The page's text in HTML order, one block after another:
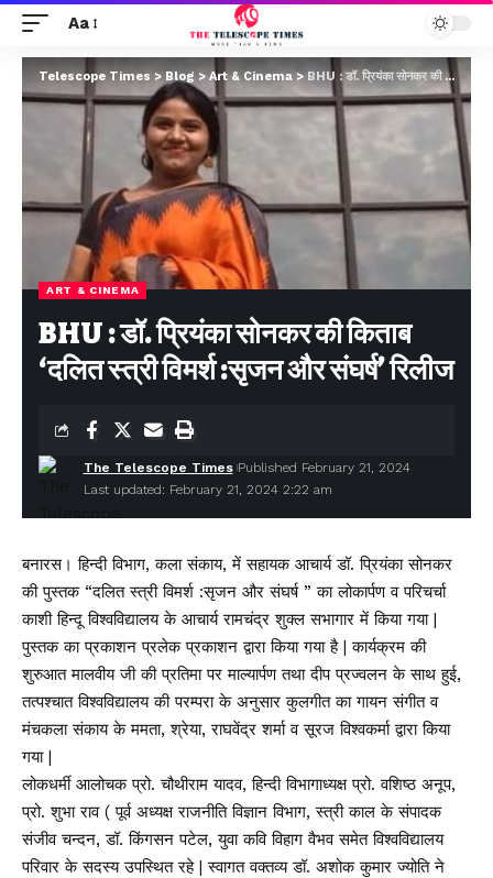
Aa
Telescope Times > Blog >Art & Cinema>BHU : डॉ. प्रियंका सोनकर की किताब ‘दलित स्त्री विमर्श :सृजन और संघर्ष’ रिलीज
ART & CINEMA
BHU : डॉ. प्रियंका सोनकर की किताब
‘दलित स्त्री विमर्श :सृजन और संघर्ष’ रिलीज
Last updated: February 21, 2024 2:22 am
The Telescope Times Published February 21, 2024
बनारस। हिन्दी विभाग, कला संकाय, में सहायक आचार्य डॉ. प्रियंका सोनकर
की पुस्तक “दलित स्त्री विमर्श :सृजन और संघर्ष ” का लोकार्पण व परिचर्चा
काशी हिन्दू विश्वविद्यालय के आचार्य रामचंद्र शुक्ल सभागार में किया गया |
पुस्तक का प्रकाशन प्रलेक प्रकाशन द्वारा किया गया है | कार्यक्रम की
शुरुआत मालवीय जी की प्रतिमा पर माल्यार्पण तथा दीप प्रज्वलन के साथ हुई,
तत्पश्चात विश्वविद्यालय की परम्परा के अनुसार कुलगीत का गायन संगीत व
मंचकला संकाय के ममता, श्रेया, राघवेंद्र शर्मा व सूरज विश्वकर्मा द्वारा किया
गया |
लोकधर्मी आलोचक प्रो. चौथीराम यादव, हिन्दी विभागाध्यक्ष प्रो. वशिष्ठ अनूप,
प्रो. शुभा राव ( पूर्व अध्यक्ष राजनीति विज्ञान विभाग, स्त्री काल के संपादक
संजीव चन्दन, डॉ. किंगसन पटेल, युवा कवि विहाग वैभव समेत विश्वविद्यालय
परिवार के सदस्य उपस्थित रहे | स्वागत वक्तव्य डॉ. अशोक कुमार ज्योति ने